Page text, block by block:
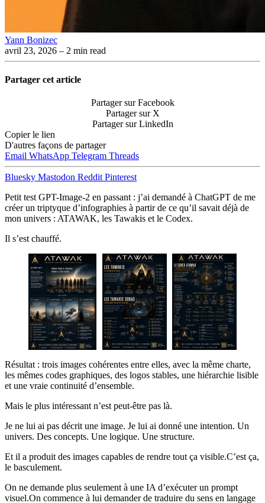
Yann Bonizec
avril 23, 2026 – 2 min read
Partager cet article
Partager sur Facebook
Partager sur X
Partager sur LinkedIn
Copier le lien
D'autres façons de partager
Email WhatsApp Telegram Threads
Bluesky Mastodon Reddit Pinterest
Petit test GPT-Image-2 en passant : j’ai demandé à ChatGPT de me
créer un triptyque d’infographies à partir de ce qu’il savait déjà de
mon univers : ATAWAK, les Tawakis et le Codex.
Il s’est chauffé.
Résultat : trois images cohérentes entre elles, avec la même charte,
les mêmes codes graphiques, des logos stables, une hiérarchie lisible
et une vraie continuité d’ensemble.
Mais le plus intéressant n’est peut-être pas là.
Je ne lui ai pas décrit une image. Je lui ai donné une intention. Un
univers. Des concepts. Une logique. Une structure.
Et il a produit des images capables de rendre tout ça visible.C’est ça,
le basculement.
On ne demande plus seulement à une IA d’exécuter un prompt
visuel.On commence à lui demander de traduire du sens en langage